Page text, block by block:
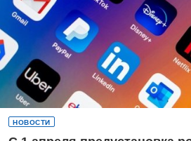
НОВОСТИ